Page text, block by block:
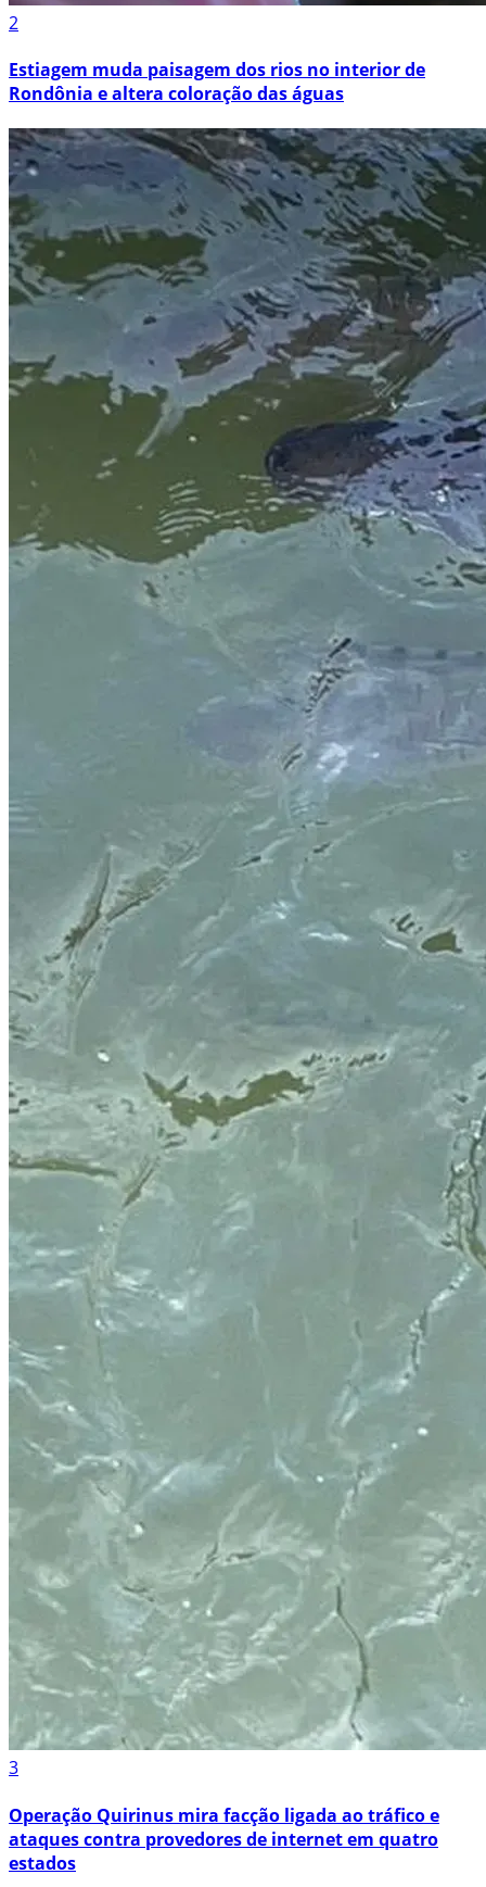
2
Estiagem muda paisagem dos rios no interior de
Rondônia e altera coloração das águas
3
Operação Quirinus mira facção ligada ao tráfico e
ataques contra provedores de internet em quatro
estados